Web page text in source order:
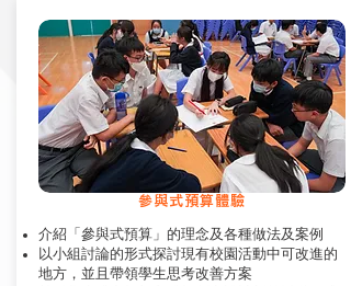
參與式預算體驗
介紹「參與式預算」的理念及各種做法及案例
以小組討論的形式探討現有校園活動中可改進的
地方，並且帶領學生思考改善方案